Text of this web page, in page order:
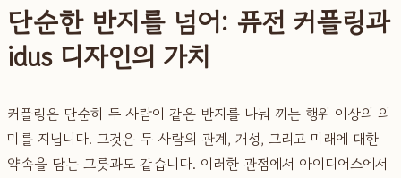
단순한 반지를 넘어: 퓨전 커플링과
idus 디자인의 가치
커플링은 단순히 두 사람이 같은 반지를 나눠 끼는 행위 이상의 의
미를 지닙니다. 그것은 두 사람의 관계, 개성, 그리고 미래에 대한
약속을 담는 그릇과도 같습니다. 이러한 관점에서 아이디어스에서